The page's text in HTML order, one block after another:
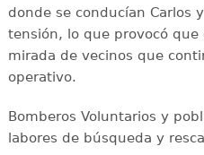
donde se conducían Carlos
tensión, lo que provocó
mirada de vecinos que
operativo.
Bomberos Voluntarios y
labores de búsqueda y